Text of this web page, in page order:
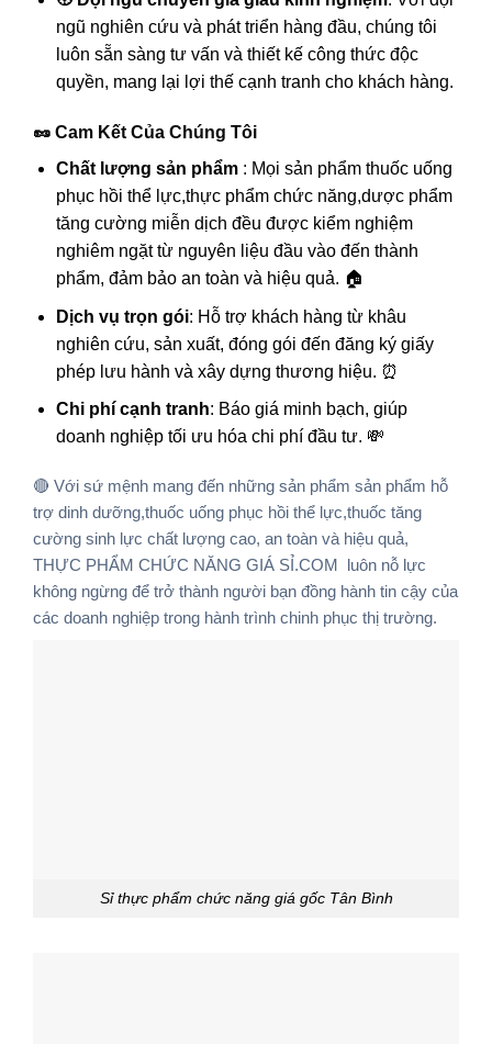
ngũ nghiên cứu và phát triển hàng đầu, chúng tôi
luôn sẵn sàng tư vấn và thiết kế công thức độc
quyền, mang lại lợi thế cạnh tranh cho khách hàng.
🥜 Cam Kết Của Chúng Tôi
Chất lượng sản phẩm : Mọi sản phẩm thuốc uống
phục hồi thể lực,thực phẩm chức năng,dược phẩm
tăng cường miễn dịch đều được kiểm nghiệm
nghiêm ngặt từ nguyên liệu đầu vào đến thành
phẩm, đảm bảo an toàn và hiệu quả. 🏠
Dịch vụ trọn gói: Hỗ trợ khách hàng từ khâu
nghiên cứu, sản xuất, đóng gói đến đăng ký giấy
phép lưu hành và xây dựng thương hiệu. ⏰
Chi phí cạnh tranh: Báo giá minh bạch, giúp
doanh nghiệp tối ưu hóa chi phí đầu tư. 💸
🔴 Với sứ mệnh mang đến những sản phẩm sản phẩm hỗ
trợ dinh dưỡng,thuốc uống phục hồi thể lực,thuốc tăng
cường sinh lực chất lượng cao, an toàn và hiệu quả,
THỰC PHẨM CHỨC NĂNG GIÁ SỈ.COM luôn nỗ lực
không ngừng để trở thành người bạn đồng hành tin cậy của
các doanh nghiệp trong hành trình chinh phục thị trường.
Sỉ thực phẩm chức năng giá gốc Tân Bình